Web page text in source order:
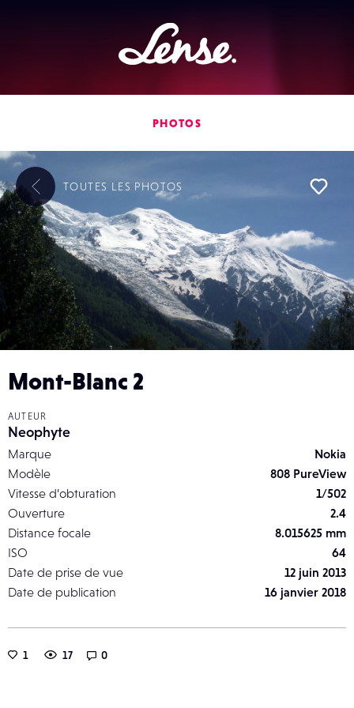
Lense
PHOTOS
Mont-Blanc 2
AUTEUR
Neophyte
Marque
Nokia
Modèle
808 PureView
Vitesse d’obturation
1/502
Ouverture
2.4
Distance focale
8.015625 mm
ISO
64
Date de prise de vue
12 juin 2013
Date de publication
16 janvier 2018
1 17 0
TOUTES LES PHOTOS